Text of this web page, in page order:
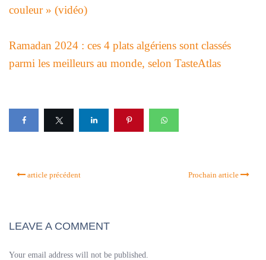
couleur » (vidéo)
Ramadan 2024 : ces 4 plats algériens sont classés
parmi les meilleurs au monde, selon TasteAtlas
article précédent Prochain article
LEAVE A COMMENT
Your email address will not be published.